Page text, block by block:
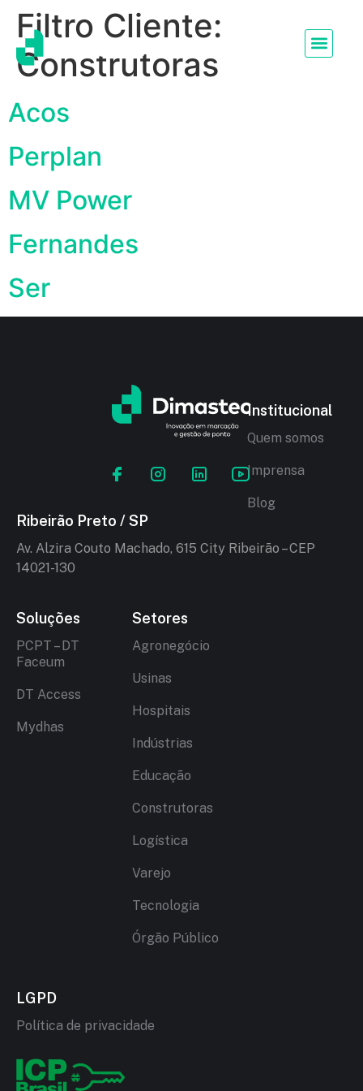
Filtro Cliente:
Construtoras
Acos
Perplan
MV Power
Fernandes
Ser
Ribeirão Preto / SP
Av. Alzira Couto Machado, 615 City Ribeirão – CEP
14021-130
Soluções
PCPT – DT
Faceum
DT Access
Mydhas
Setores
Agronegócio
Usinas
Hospitais
Indústrias
Educação
Construtoras
Logística
Varejo
Tecnologia
Órgão Público
Institucional
Quem somos
Imprensa
Blog
LGPD
Política de privacidade